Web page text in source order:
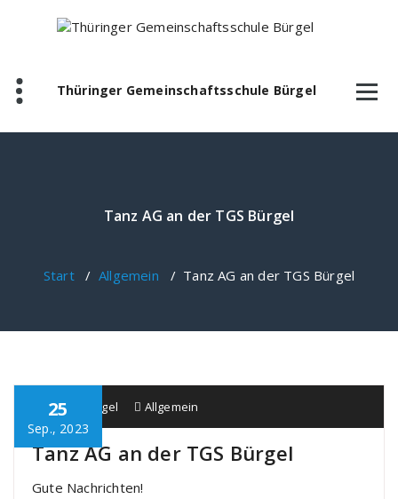
Thüringer Gemeinschaftsschule Bürgel
Tanz AG an der TGS Bürgel
Start/Allgemein / Tanz AG an der TGS Bürgel
25
Sep., 2023
Schule Bürgel Allgemein
Tanz AG an der TGS Bürgel
Gute Nachrichten!